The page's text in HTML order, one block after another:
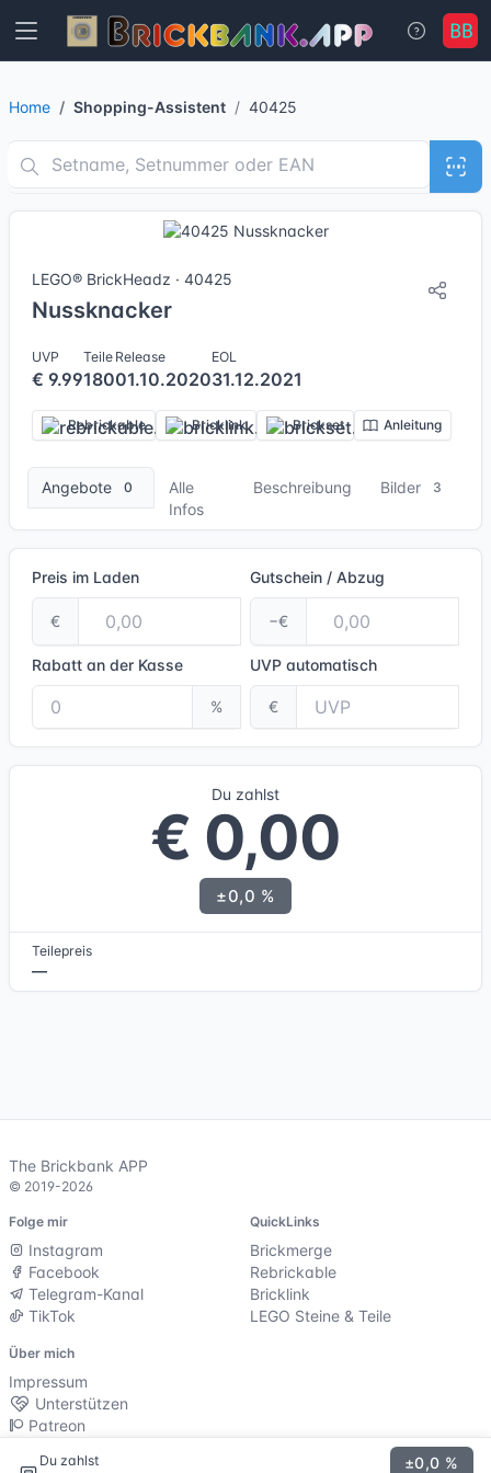
Home Shopping-Assistent 40425
LEGO® BrickHeadz · 40425
Nussknacker
UVP
€ 9.99
Teile
180
Release
01.10.2020
EOL
31.12.2021
Rebrickable Bricklink Brickset Anleitung
Angebote 0
Alle
Infos
Beschreibung Bilder 3
Preis im Laden
€
Gutschein / Abzug
−€
Rabatt an der Kasse
%
UVP automatisch
€
Du zahlst
€ 0,00
±0,0 %
Teilepreis
—
Du zahlst ±0,0 %
The Brickbank APP
© 2019-2026
Folge mir
Instagram
Facebook
Telegram-Kanal
TikTok
QuickLinks
Brickmerge
Rebrickable
Bricklink
LEGO Steine & Teile
Über mich
Impressum
Unterstützen
Patreon